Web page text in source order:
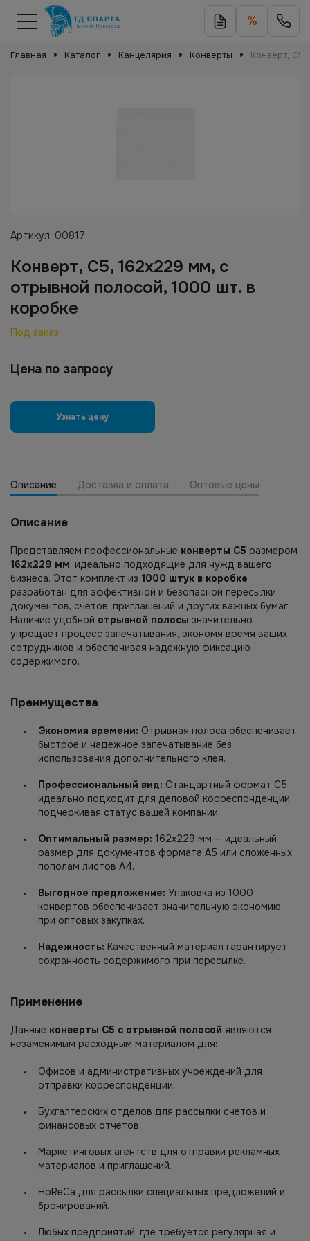
%
Главная Каталог Канцелярия Конверты Конверт,
Артикул: 00817
Конверт, С5, 162х229 мм, с
отрывной полосой, 1000 шт. в
коробке
Под заказ
Цена по запросу
Узнать цену
Описание Доставка и оплата Оптовые цены
Описание
Представляем профессиональные конверты С5 размером
162х229 мм, идеально подходящие для нужд вашего
бизнеса. Этот комплект из 1000 штук в коробке
разработан для эффективной и безопасной пересылки
документов, счетов, приглашений и других важных бумаг.
Наличие удобной отрывной полосы значительно
упрощает процесс запечатывания, экономя время ваших
сотрудников и обеспечивая надежную фиксацию
содержимого.
Преимущества
Экономия времени: Отрывная полоса обеспечивает
быстрое и надежное запечатывание без
использования дополнительного клея.
Профессиональный вид: Стандартный формат С5
идеально подходит для деловой корреспонденции,
подчеркивая статус вашей компании.
Оптимальный размер: 162х229 мм — идеальный
размер для документов формата А5 или сложенных
пополам листов А4.
Выгодное предложение: Упаковка из 1000
конвертов обеспечивает значительную экономию
при оптовых закупках.
Надежность: Качественный материал гарантирует
сохранность содержимого при пересылке.
Применение
Данные конверты С5 с отрывной полосой являются
незаменимым расходным материалом для:
Офисов и административных учреждений для
отправки корреспонденции.
Бухгалтерских отделов для рассылки счетов и
финансовых отчетов.
Маркетинговых агентств для отправки рекламных
материалов и приглашений.
HoReCa для рассылки специальных предложений и
бронирований.
Любых предприятий, где требуется регулярная и